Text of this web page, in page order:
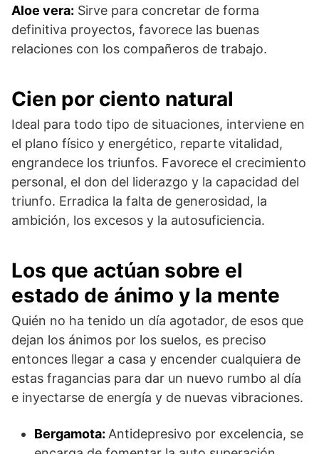
Aloe vera: Sirve para concretar de forma
definitiva proyectos, favorece las buenas
relaciones con los compañeros de trabajo.
Cien por ciento natural
Ideal para todo tipo de situaciones, interviene en
el plano físico y energético, reparte vitalidad,
engrandece los triunfos. Favorece el crecimiento
personal, el don del liderazgo y la capacidad del
triunfo. Erradica la falta de generosidad, la
ambición, los excesos y la autosuficiencia.
Los que actúan sobre el
estado de ánimo y la mente
Quién no ha tenido un día agotador, de esos que
dejan los ánimos por los suelos, es preciso
entonces llegar a casa y encender cualquiera de
estas fragancias para dar un nuevo rumbo al día
e inyectarse de energía y de nuevas vibraciones.
Bergamota: Antidepresivo por excelencia, se